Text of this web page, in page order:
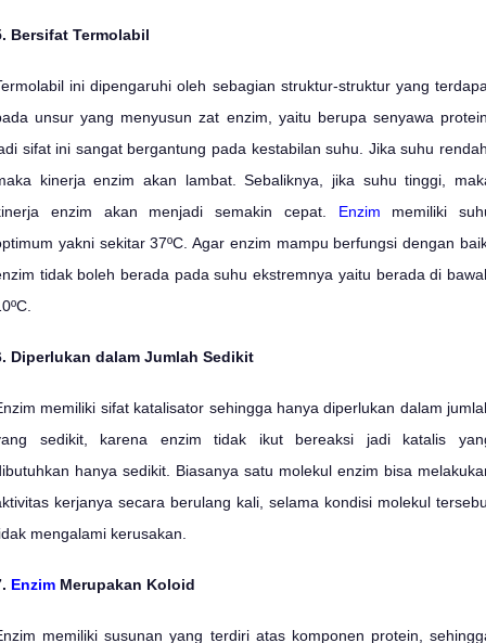
Bersifat Termolabil
ini dipengaruhi oleh sebagian struktur-struktur yang
unsur yang menyusun zat enzim, yaitu berupa senyawa protein,
sifat ini sangat bergantung pada kestabilan suhu. Jika suhu rendah,
kinerja enzim akan lambat. Sebaliknya, jika suhu tinggi,
enzim akan menjadi semakin cepat. Enzim memiliki
yakni sekitar 37ºC. Agar enzim mampu berfungsi dengan
tidak boleh berada pada suhu ekstremnya yaitu berada di
Diperlukan dalam Jumlah Sedikit
memiliki sifat katalisator sehingga hanya diperlukan dalam
sedikit, karena enzim tidak ikut bereaksi jadi katalis
hanya sedikit. Biasanya satu molekul enzim bisa
kerjanya secara berulang kali, selama kondisi molekul
mengalami kerusakan.
Enzim Merupakan Koloid
memiliki susunan yang terdiri atas komponen protein,